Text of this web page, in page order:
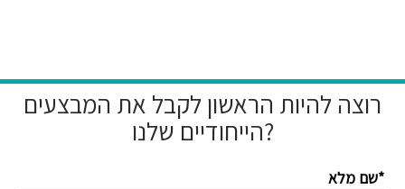
רוצה להיות הראשון לקבל את המבצעים
הייחודיים שלנו?
שם מלא*